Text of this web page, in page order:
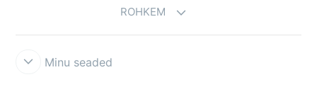
ROHKEM
Minu seaded